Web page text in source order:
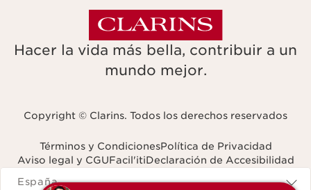
Hacer la vida más bella, contribuir a un
mundo mejor.
Copyright © Clarins. Todos los derechos reservados
Términos y CondicionesPolítica de Privacidad
Aviso legal y CGUFacil'itiDeclaración de Accesibilidad
Navigates to
España